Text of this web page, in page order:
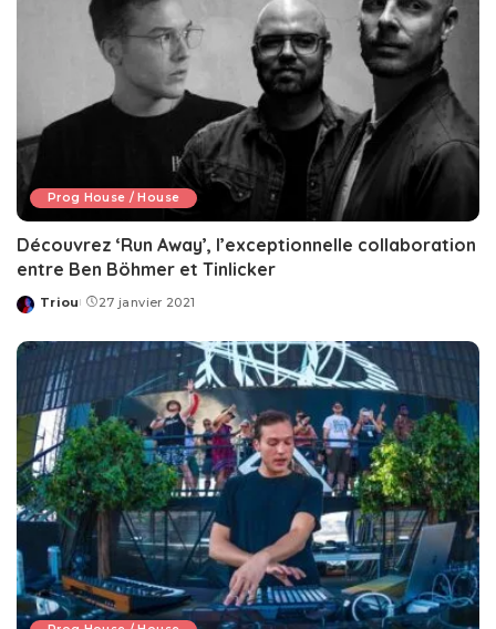
Prog House / House
Découvrez ‘Run Away’, l’exceptionnelle collaboration
entre Ben Böhmer et Tinlicker
Posted
Triou 27 janvier 2021